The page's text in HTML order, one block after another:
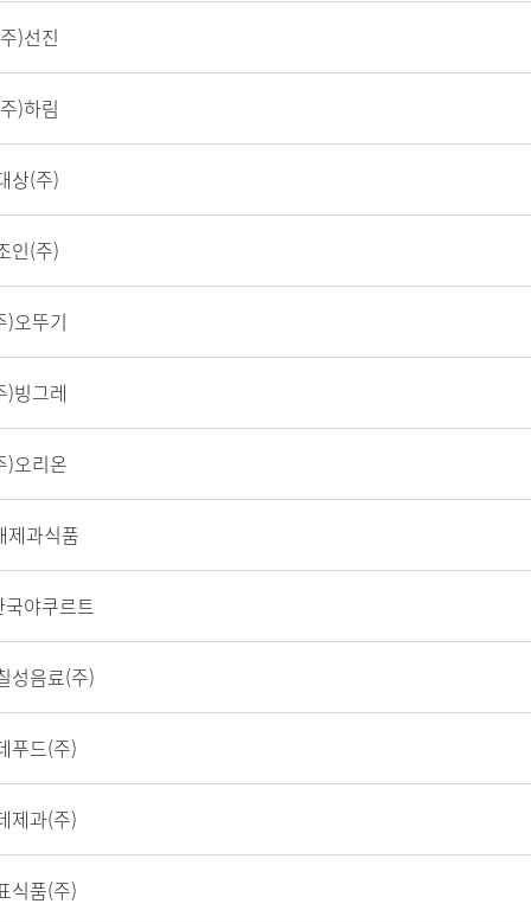
)선진
)하림
상(주)
인(주)
)오뚜기
)빙그레
)오리온
제과식품
국야쿠르트
성음료(주)
푸드(주)
제과(주)
식품(주)